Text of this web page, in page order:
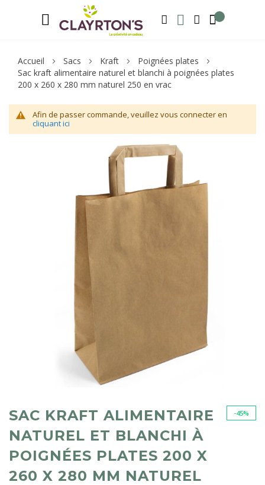
RECHERCHER MA LISTE D'ENVIE MON COMPTE
Accueil Sacs Kraft
Poignées plates
Sac kraft alimentaire naturel et blanchi à poignées plates
200 x 260 x 280 mm naturel 250 en vrac
Afin de passer commande, veuillez vous connecter en
cliquant ici
-45%
SAC KRAFT ALIMENTAIRE
NATUREL ET BLANCHI À
POIGNÉES PLATES 200 X
260 X 280 MM NATUREL